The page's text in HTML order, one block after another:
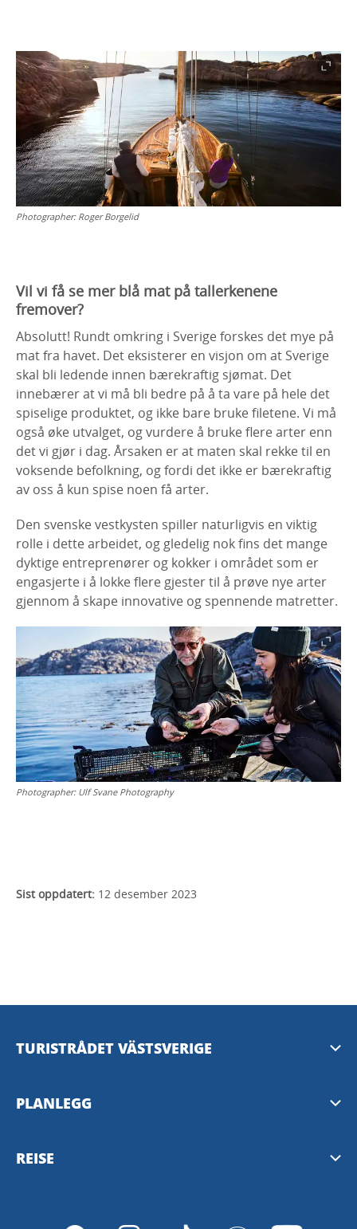
Photographer: Roger Borgelid
Vil vi få se mer blå mat på tallerkenene
fremover?
Absolutt! Rundt omkring i Sverige forskes det mye på
mat fra havet. Det eksisterer en visjon om at Sverige
skal bli ledende innen bærekraftig sjømat. Det
innebærer at vi må bli bedre på å ta vare på hele det
spiselige produktet, og ikke bare bruke filetene. Vi må
også øke utvalget, og vurdere å bruke flere arter enn
det vi gjør i dag. Årsaken er at maten skal rekke til en
voksende befolkning, og fordi det ikke er bærekraftig
av oss å kun spise noen få arter.
Den svenske vestkysten spiller naturligvis en viktig
rolle i dette arbeidet, og gledelig nok fins det mange
dyktige entreprenører og kokker i området som er
engasjerte i å lokke flere gjester til å prøve nye arter
gjennom å skape innovative og spennende matretter.
Photographer: Ulf Svane Photography
Sist oppdatert: 12 desember 2023
TURISTRÅDET VÄSTSVERIGE
Mediabank
PLANLEGG
Nyhetsbrev fra Vest-Sverige
REISE